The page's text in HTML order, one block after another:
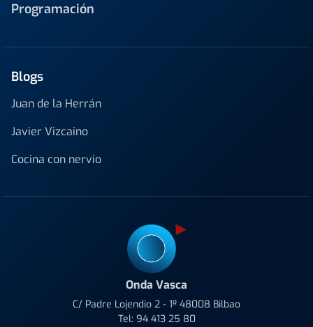
Programación
Blogs
Juan de la Herrán
Javier Vizcaino
Cocina con nervio
Onda Vasca
C/ Padre Lojendio 2 - 1º 48008 Bilbao
Tel: 94 413 25 80